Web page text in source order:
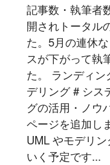
記事数・執筆者
開されトータル
た。5月の連休
スが下がって執
た。 ランディ
デリング # シス
グの活用・ノウ
ページを追加し
UML やモデリ
いく予定です...